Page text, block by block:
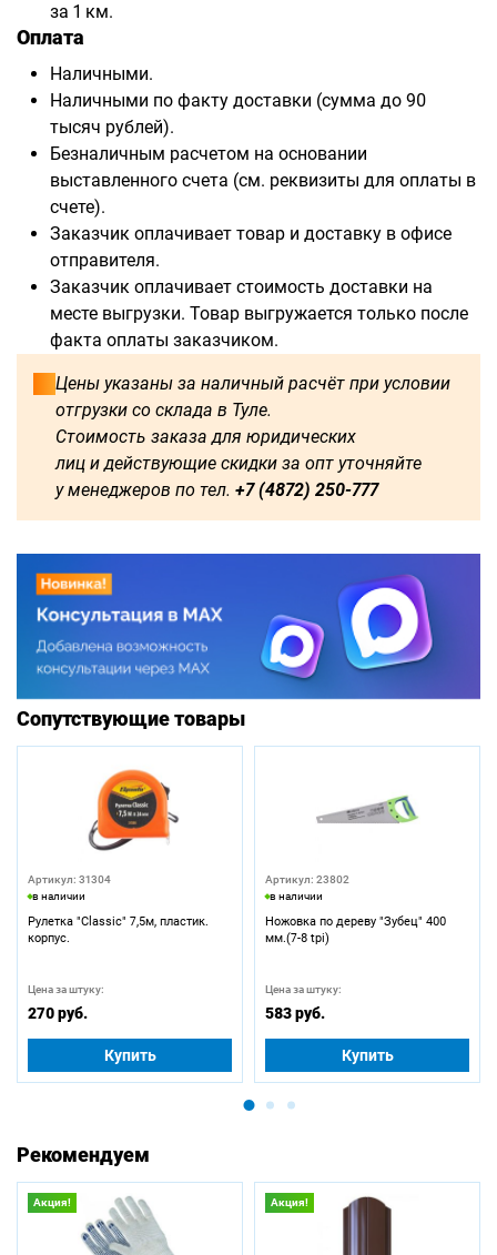
за 1 км.
Оплата
Наличными.
Наличными по факту доставки (сумма до 90
тысяч рублей).
Безналичным расчетом на основании
выставленного счета (см. реквизиты для оплаты в
счете).
Заказчик оплачивает товар и доставку в офисе
отправителя.
Заказчик оплачивает стоимость доставки на
месте выгрузки. Товар выгружается только после
факта оплаты заказчиком.
Цены указаны за наличный расчёт при условии
отгрузки со склада в Туле.
Стоимость заказа для юридических
лиц и действующие скидки за опт уточняйте
у менеджеров по тел. +7 (4872) 250-777
Сопутствующие товары
Артикул: 31304
в наличии
Рулетка "Classic" 7,5м, пластик.
корпус.
Цена за штуку:
270 руб.
Купить
Артикул: 23802
в наличии
Ножовка по дереву "Зубец" 400
мм.(7-8 tpi)
Цена за штуку:
583 руб.
Купить
Рекомендуем
Акция! Акция!